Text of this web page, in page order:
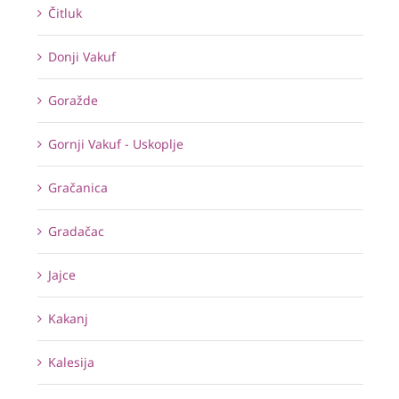
Čitluk
Donji Vakuf
Goražde
Gornji Vakuf - Uskoplje
Gračanica
Gradačac
Jajce
Kakanj
Kalesija